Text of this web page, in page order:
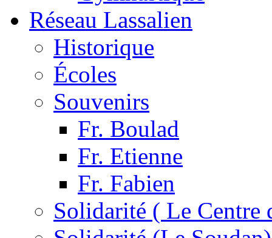
Réseau Lassalien
Historique
Écoles
Souvenirs
Fr. Boulad
Fr. Etienne
Fr. Fabien
Solidarité ( Le Centre